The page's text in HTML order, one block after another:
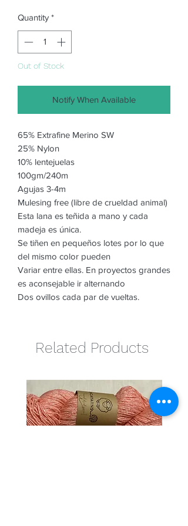
Quantity *
Out of Stock
Notify When Available
65% Extrafine Merino SW
25% Nylon
10% lentejuelas
100gm/240m
Agujas 3-4m
Mulesing free (libre de crueldad animal)
Esta lana es teñida a mano y cada
madeja es única.
Se tiñen en pequeños lotes por lo que
del mismo color pueden
Variar entre ellas. En proyectos grandes
es aconsejable ir alternando
Dos ovillos cada par de vueltas.
Related Products